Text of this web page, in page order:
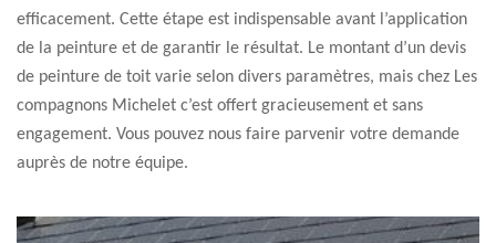
efficacement. Cette étape est indispensable avant l’application
de la peinture et de garantir le résultat. Le montant d’un devis
de peinture de toit varie selon divers paramètres, mais chez Les
compagnons Michelet c’est offert gracieusement et sans
engagement. Vous pouvez nous faire parvenir votre demande
auprès de notre équipe.